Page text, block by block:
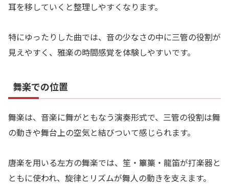
耳を移していくと整理しやすくなります。
特にゆったりした曲では、音の少なさの中に三管の役割が
見えやすく、雅楽の時間感覚を体験しやすいです。
舞楽での位置
舞楽は、音楽に舞がともなう演奏形式で、三管の役割は舞
の動きや舞台上の空気と結びついて感じられます。
唐楽を用いる左方の舞楽では、笙・篳篥・龍笛が打楽器と
ともに使われ、旋律とリズムが舞人の動きを支えます。